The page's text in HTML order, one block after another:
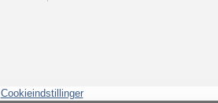
Cookieindstillinger